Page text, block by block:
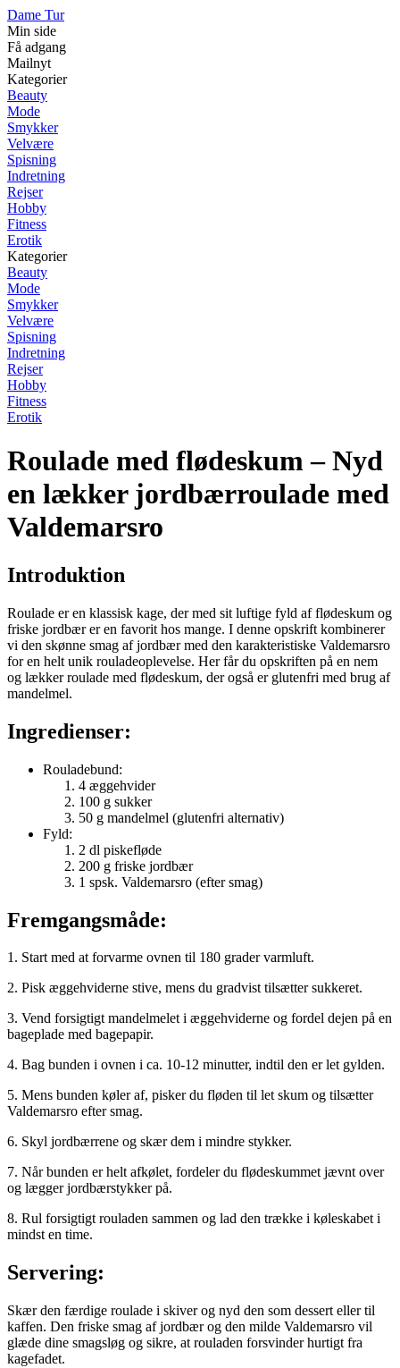
Dame Tur
Min side
Få adgang
Mailnyt
Kategorier
Beauty
Mode
Smykker
Velvære
Spisning
Indretning
Rejser
Hobby
Fitness
Erotik
Kategorier
Beauty
Mode
Smykker
Velvære
Spisning
Indretning
Rejser
Hobby
Fitness
Erotik
Roulade med flødeskum – Nyd
en lækker jordbærroulade med
Valdemarsro
Introduktion
Roulade er en klassisk kage, der med sit luftige fyld af flødeskum og
friske jordbær er en favorit hos mange. I denne opskrift kombinerer
vi den skønne smag af jordbær med den karakteristiske Valdemarsro
for en helt unik rouladeoplevelse. Her får du opskriften på en nem
og lækker roulade med flødeskum, der også er glutenfri med brug af
mandelmel.
Ingredienser:
Rouladebund:
4 æggehvider
100 g sukker
50 g mandelmel (glutenfri alternativ)
Fyld:
2 dl piskefløde
200 g friske jordbær
1 spsk. Valdemarsro (efter smag)
Fremgangsmåde:
1. Start med at forvarme ovnen til 180 grader varmluft.
2. Pisk æggehviderne stive, mens du gradvist tilsætter sukkeret.
3. Vend forsigtigt mandelmelet i æggehviderne og fordel dejen på en
bageplade med bagepapir.
4. Bag bunden i ovnen i ca. 10-12 minutter, indtil den er let gylden.
5. Mens bunden køler af, pisker du fløden til let skum og tilsætter
Valdemarsro efter smag.
6. Skyl jordbærrene og skær dem i mindre stykker.
7. Når bunden er helt afkølet, fordeler du flødeskummet jævnt over
og lægger jordbærstykker på.
8. Rul forsigtigt rouladen sammen og lad den trække i køleskabet i
mindst en time.
Servering:
Skær den færdige roulade i skiver og nyd den som dessert eller til
kaffen. Den friske smag af jordbær og den milde Valdemarsro vil
glæde dine smagsløg og sikre, at rouladen forsvinder hurtigt fra
kagefadet.